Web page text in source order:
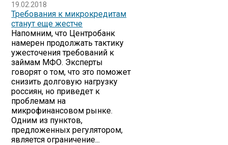
19.02.2018
Требования к микрокредитам
станут еще жестче
Напомним, что Центробанк
намерен продолжать тактику
ужесточения требований к
займам МФО. Эксперты
говорят о том, что это поможет
снизить долговую нагрузку
россиян, но приведет к
проблемам на
микрофинансовом рынке.
Одним из пунктов,
предложенных регулятором,
является ограничение...